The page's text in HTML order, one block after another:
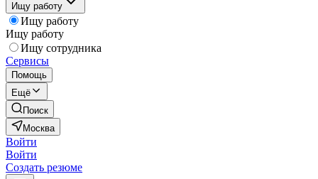
Ищу работу
Ищу работу
Ищу работу
Ищу сотрудника
Сервисы
Помощь
Ещё
Поиск
Москва
Войти
Войти
Создать резюме